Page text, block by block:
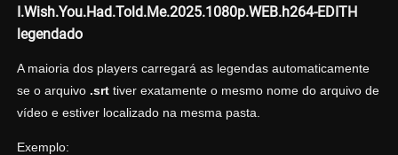
I.Wish.You.Had.Told.Me.2025.1080p.WEB.h264-EDITH
legendado
A maioria dos players carregará as legendas automaticamente
se o arquivo .srttiver exatamente o mesmo nome do arquivo de
vídeo e estiver localizado na mesma pasta.
Exemplo: